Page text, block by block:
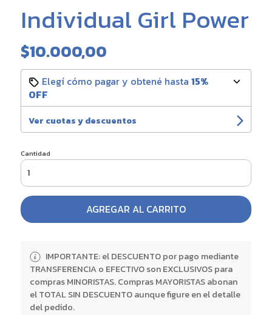
Individual Girl Power
$10.000,00
Elegí cómo pagar y obtené hasta 15%
OFF
Ver cuotas y descuentos
Cantidad
AGREGAR AL CARRITO
IMPORTANTE: el DESCUENTO por pago mediante
TRANSFERENCIA o EFECTIVO son EXCLUSIVOS para
compras MINORISTAS. Compras MAYORISTAS abonan
el TOTAL SIN DESCUENTO aunque figure en el detalle
del pedido.